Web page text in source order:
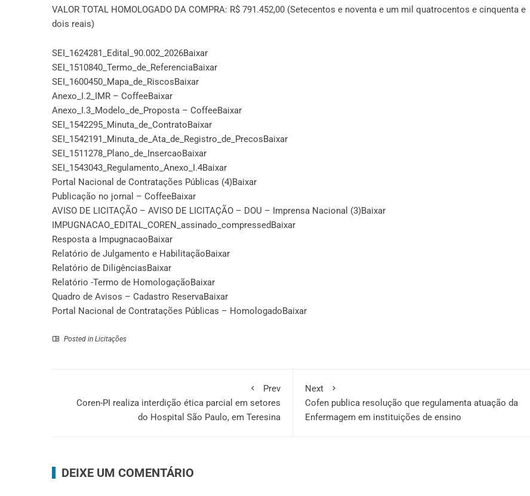
VALOR TOTAL HOMOLOGADO DA COMPRA: R$ 791.452,00 (Setecentos e noventa e um mil quatrocentos e cinquenta e
dois reais)
SEI_1624281_Edital_90.002_2026Baixar
SEI_1510840_Termo_de_ReferenciaBaixar
SEI_1600450_Mapa_de_RiscosBaixar
Anexo_I.2_IMR – CoffeeBaixar
Anexo_I.3_Modelo_de_Proposta – CoffeeBaixar
SEI_1542295_Minuta_de_ContratoBaixar
SEI_1542191_Minuta_de_Ata_de_Registro_de_PrecosBaixar
SEI_1511278_Plano_de_InsercaoBaixar
SEI_1543043_Regulamento_Anexo_I.4Baixar
Portal Nacional de Contratações Públicas (4)Baixar
Publicação no jornal – CoffeeBaixar
AVISO DE LICITAÇÃO – AVISO DE LICITAÇÃO – DOU – Imprensa Nacional (3)Baixar
IMPUGNACAO_EDITAL_COREN_assinado_compressedBaixar
Resposta a ImpugnacaoBaixar
Relatório de Julgamento e HabilitaçãoBaixar
Relatório de DiligênciasBaixar
Relatório -Termo de HomologaçãoBaixar
Quadro de Avisos – Cadastro ReservaBaixar
Portal Nacional de Contratações Públicas – HomologadoBaixar
Posted in Licitações
Prev
Coren-PI realiza interdição ética parcial em setores
do Hospital São Paulo, em Teresina
Next
Cofen publica resolução que regulamenta atuação da
Enfermagem em instituições de ensino
DEIXE UM COMENTÁRIO